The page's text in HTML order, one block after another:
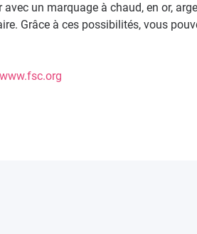
un marquage à chaud, en or,
Grâce à ces possibilités, vous
www.fsc.org